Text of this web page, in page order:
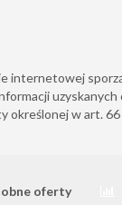
internetowej
uzyskanych
określonej w art.
oferty